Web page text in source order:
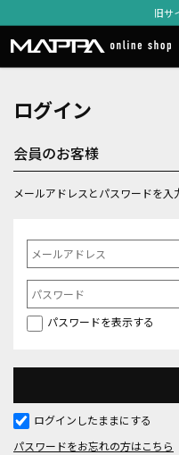
旧サ
ログイン
会員のお客様
メールアドレスとパスワードを入
パスワードを表示する
ログインしたままにする
パスワードをお忘れの方はこちら